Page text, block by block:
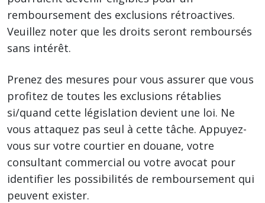
remboursement des exclusions rétroactives.
Veuillez noter que les droits seront remboursés
sans intérêt.
Prenez des mesures pour vous assurer que vous
profitez de toutes les exclusions rétablies
si/quand cette législation devient une loi. Ne
vous attaquez pas seul à cette tâche. Appuyez-
vous sur votre courtier en douane, votre
consultant commercial ou votre avocat pour
identifier les possibilités de remboursement qui
peuvent exister.